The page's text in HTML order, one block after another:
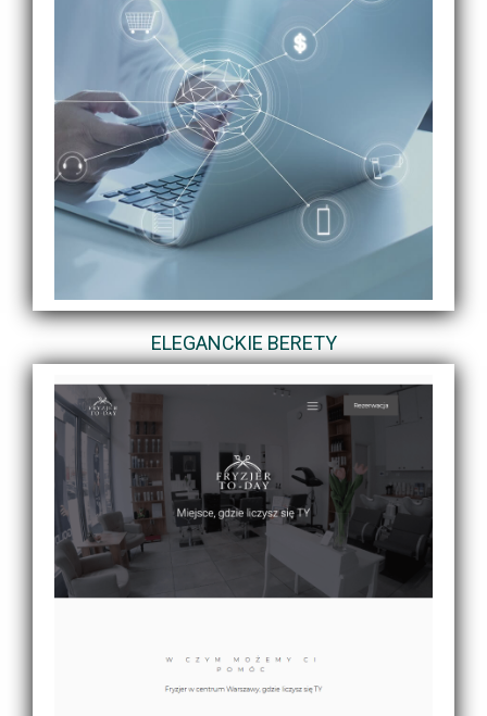
ELEGANCKIE BERETY